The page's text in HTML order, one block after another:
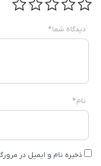
دیدگاه شما*
نام*
ذخیره نام و ایمیل در